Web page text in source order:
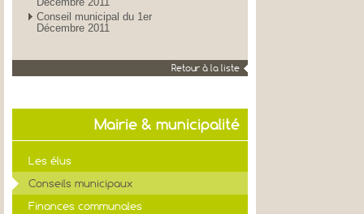
Conseil municipal du 1er
Décembre 2011
Retour à la liste
Mairie & municipalité
Les élus
Conseils municipaux
Finances communales